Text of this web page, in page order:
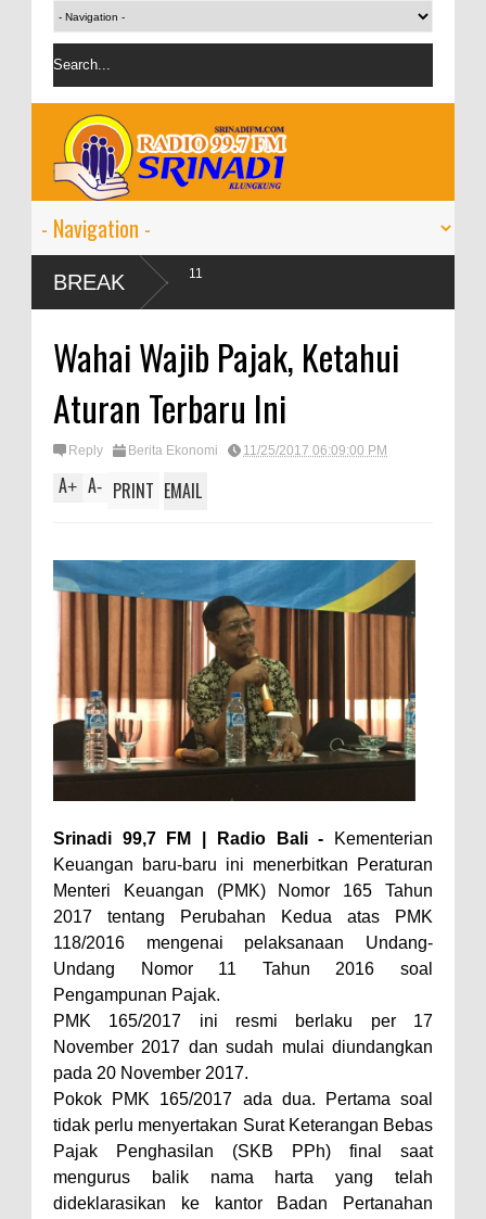
BREAK
tumbuh 9-11
Wahai Wajib Pajak, Ketahui
Aturan Terbaru Ini
Reply Berita Ekonomi 11/25/2017 06:09:00 PM
A+ A- PRINT EMAIL
Srinadi 99,7 FM | Radio Bali -
Kementerian
Keuangan baru-baru ini menerbitkan Peraturan
Menteri Keuangan (PMK) Nomor 165 Tahun
2017 tentang Perubahan Kedua atas PMK
118/2016 mengenai pelaksanaan Undang-
Undang Nomor 11 Tahun 2016 soal
Pengampunan Pajak.
PMK 165/2017 ini resmi berlaku per 17
November 2017 dan sudah mulai diundangkan
pada 20 November 2017.
Pokok PMK 165/2017 ada dua. Pertama soal
tidak perlu menyertakan Surat Keterangan Bebas
Pajak Penghasilan (SKB PPh) final saat
mengurus balik nama harta yang telah
dideklarasikan ke kantor Badan Pertanahan